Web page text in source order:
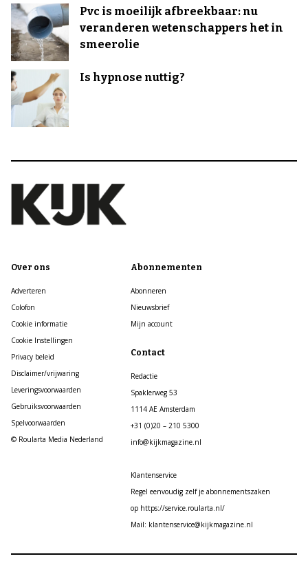
Pvc is moeilijk afbreekbaar: nu
veranderen wetenschappers het in
smeerolie
Is hypnose nuttig?
Over ons
Adverteren
Colofon
Cookie informatie
Cookie Instellingen
Privacy beleid
Disclaimer/vrijwaring
Leveringsvoorwaarden
Gebruiksvoorwaarden
Spelvoorwaarden
© Roularta Media Nederland
Abonnementen
Abonneren
Nieuwsbrief
Mijn account
Contact
Redactie
Spaklerweg 53
1114 AE Amsterdam
+31 (0)20 – 210 5300
info@kijkmagazine.nl
Klantenservice
Regel eenvoudig zelf je abonnementszaken
op https://service.roularta.nl/
Mail: klantenservice@kijkmagazine.nl